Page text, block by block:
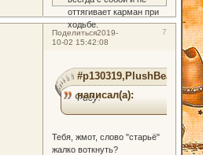
оттягивает карман при
ходьбе.
Поделиться 7
2019-
10-02 15:42:08
#p130319,PlushBear
написал(а):
Фигу.
Тебя, жмот, слово "старьё"
жалко воткнуть?